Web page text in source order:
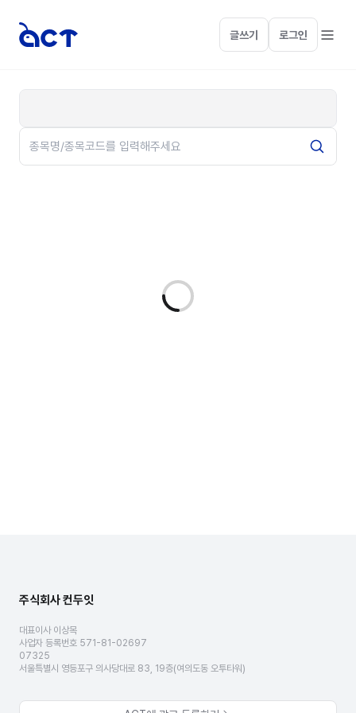
글쓰기 로그인
주식회사 컨두잇
대표이사 이상목
사업자 등록번호 571-81-02697
07325
서울특별시 영등포구 의사당대로 83, 19층(여의도동 오투타워)